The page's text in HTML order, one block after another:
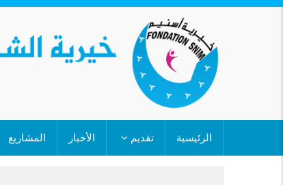
تجاوز
MAIN
NAVIGATION
الرئيسية تقديم الأخبار المشاريع